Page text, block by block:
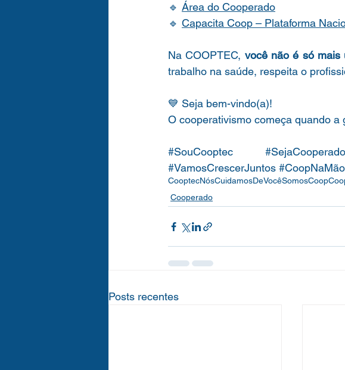
🔹 Área do Cooperado
🔹 Capacita Coop – Plataforma
Na COOPTEC, você não é só mais
trabalho na saúde, respeita o
💙 Seja bem-vindo(a)!
O cooperativismo começa quando a
#SouCooptec #SejaCooperado
#VamosCrescerJuntos #CoopNaMão
CooptecNósCuidamosDeVocêSomosCoop
Cooperado
Posts recentes